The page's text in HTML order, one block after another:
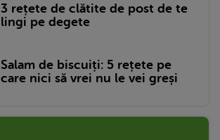
3 rețete de clătite de post de te
lingi pe degete
Salam de biscuiți: 5 rețete pe
care nici să vrei nu le vei greși